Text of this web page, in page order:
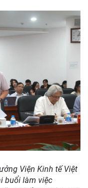
Viện Kinh tế Việt
buổi làm việc